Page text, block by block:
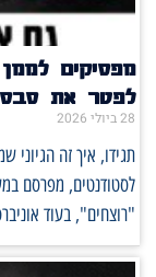
מפסיקים
לפטר את
28 ביולי 2026
תגידו, איך זה
לסטודנטים, מפרסם
"רוצחים", בעוד